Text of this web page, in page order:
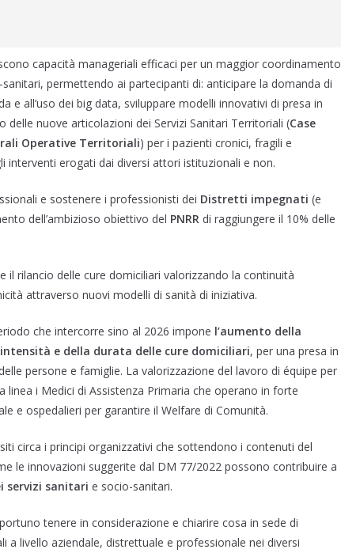
capacità manageriali efficaci per un maggior coordinamento
permettendo ai partecipanti di: anticipare la domanda di
e all’uso dei big data, sviluppare modelli innovativi di presa in
delle nuove articolazioni dei Servizi Sanitari Territoriali (Case
Operative Territoriali) per i pazienti cronici, fragili e
interventi erogati dai diversi attori istituzionali e non.
e sostenere i professionisti dei Distretti impegnati (e
dell’ambizioso obiettivo del PNRR di raggiungere il 10% delle
il rilancio delle cure domiciliari valorizzando la continuità
attraverso nuovi modelli di sanità di iniziativa.
che intercorre sino al 2026 impone l’aumento della
e della durata delle cure domiciliari, per una presa in
persone e famiglie. La valorizzazione del lavoro di équipe per
i Medici di Assistenza Primaria che operano in forte
e ospedalieri per garantire il Welfare di Comunità.
circa i principi organizzativi che sottendono i contenuti del
le innovazioni suggerite dal DM 77/2022 possono contribuire a
servizi sanitari e socio-sanitari.
tenere in considerazione e chiarire cosa in sede di
livello aziendale, distrettuale e professionale nei diversi